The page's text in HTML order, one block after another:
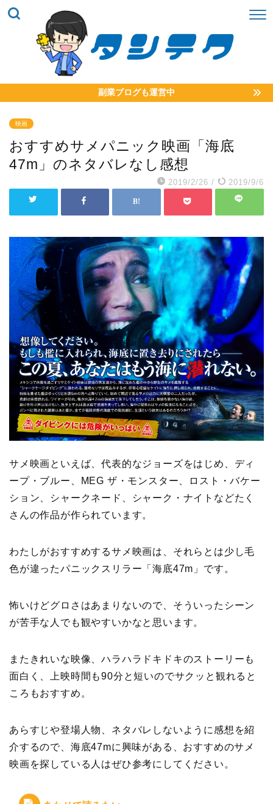
副業ブログも運営中
映画
おすすめサメパニック映画「海底
47m」のネタバレなし感想
2019/2/26 / 2019/9/6
サメ映画といえば、代表的なジョーズをはじめ、ディ
ープ・ブルー、MEG ザ・モンスター、ロスト・バケー
ション、シャークネード、シャーク・ナイトなどたく
さんの作品が作られています。
わたしがおすすめするサメ映画は、それらとは少し毛
色が違ったパニックスリラー「海底47m」です。
怖いけどグロさはあまりないので、そういったシーン
が苦手な人でも観やすいかなと思います。
またきれいな映像、ハラハラドキドキのストーリーも
面白く、上映時間も90分と短いのでサクッと観れると
ころもおすすめ。
あらすじや登場人物、ネタバレしないように感想を紹
介するので、海底47mに興味がある、おすすめのサメ
映画を探している人はぜひ参考にしてください。